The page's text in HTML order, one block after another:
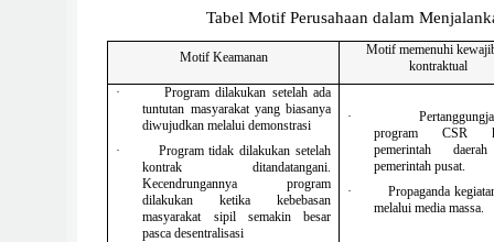
Tabel Motif Perusahaan dalam
Motif Keamanan
Motif memenuhi
kontraktual
·
Program dilakukan setelah ada
tuntutan masyarakat yang biasanya
diwujudkan melalui demonstrasi
·
Program tidak dilakukan setelah
kontrak ditandatangani.
Kecendrungannya program
dilakukan ketika kebebasan
masyarakat sipil semakin besar
pasca desentralisasi
·
program CSR
pemerintah
pemerintah pusat.
·
Propaganda
melalui media massa.